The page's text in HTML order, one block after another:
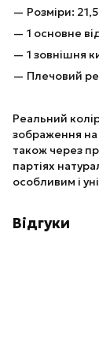
— Розміри:
— 1 основне
— 1 зовнішня
— Плечовий
Реальний
зображення на
також через
партіях
особливим і
Відгуки